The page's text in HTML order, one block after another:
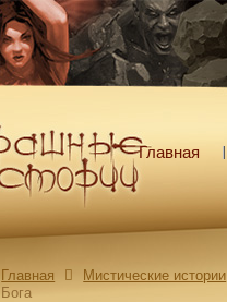
Главная
Главная Мистические истории
Бога